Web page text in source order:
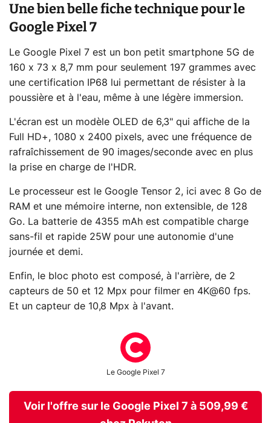
Une bien belle fiche technique pour le
Google Pixel 7
Le Google Pixel 7 est un bon petit smartphone 5G de
160 x 73 x 8,7 mm pour seulement 197 grammes avec
une certification IP68 lui permettant de résister à la
poussière et à l'eau, même à une légère immersion.
L'écran est un modèle OLED de 6,3" qui affiche de la
Full HD+, 1080 x 2400 pixels, avec une fréquence de
rafraîchissement de 90 images/seconde avec en plus
la prise en charge de l'HDR.
Le processeur est le Google Tensor 2, ici avec 8 Go de
RAM et une mémoire interne, non extensible, de 128
Go. La batterie de 4355 mAh est compatible charge
sans-fil et rapide 25W pour une autonomie d'une
journée et demi.
Enfin, le bloc photo est composé, à l'arrière, de 2
capteurs de 50 et 12 Mpx pour filmer en 4K@60 fps.
Et un capteur de 10,8 Mpx à l'avant.
Le Google Pixel 7
Voir l'offre sur le Google Pixel 7 à 509,99 €